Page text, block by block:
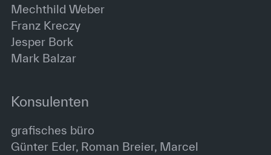
Mechthild Weber
Franz Kreczy
Jesper Bork
Mark Balzar
Konsulenten
grafisches büro
Günter Eder, Roman Breier, Marcel